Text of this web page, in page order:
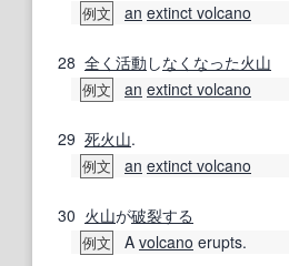
例文 an extinct volcano
28 全く 活動 しなくなった火山
例文 an extinct volcano
29 死火山.
例文 an extinct volcano
30 火山が破裂する
例文 A volcano erupts.